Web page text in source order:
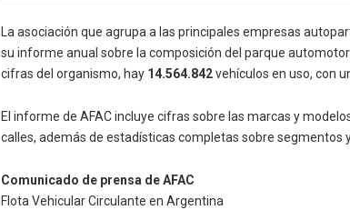
La asociación que agrupa a las principales empresas
su informe anual sobre la composición del parque
cifras del organismo, hay 14.564.842vehículos en uso, con
El informe de AFAC incluye cifras sobre las marcas y
calles, además de estadísticas completas sobre segmentos
Comunicado de prensa de AFAC
Flota Vehicular Circulante en Argentina